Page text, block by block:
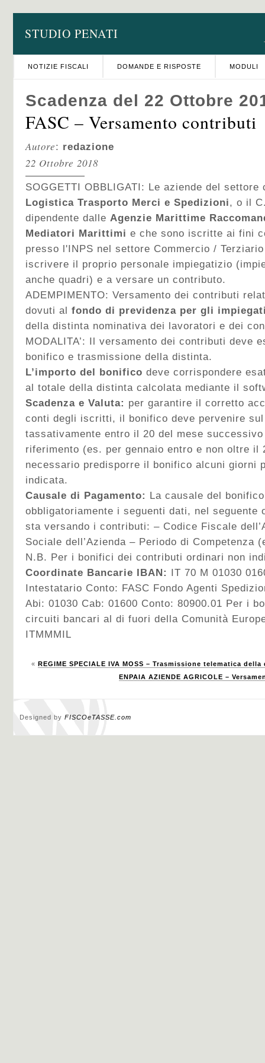
STUDIO PENATI
NOTIZIE FISCALI DOMANDE E RISPOSTE MODULI
Scadenza del 22 Ottobre
FASC – Versamento contributi
Autore: redazione
22 Ottobre 2018
SOGGETTI OBBLIGATI: Le aziende del
Logistica Trasporto Merci e Spedizioni, o il
dipendente dalle Agenzie Marittime
Mediatori Marittimi e che sono iscritte ai fini
presso l'INPS nel settore Commercio /
iscrivere il proprio personale impiegatizio
anche quadri) e a versare un contributo.
ADEMPIMENTO: Versamento dei contributi
dovuti al fondo di previdenza per gli
della distinta nominativa dei lavoratori e dei
MODALITA’: Il versamento dei contributi deve
bonifico e trasmissione della distinta.
L’importo del bonifico deve corrispondere
al totale della distinta calcolata mediante il
Scadenza e Valuta: per garantire il corretto
conti degli iscritti, il bonifico deve pervenire
tassativamente entro il 20 del mese
riferimento (es. per gennaio entro e non oltre il
necessario predisporre il bonifico alcuni giorni
indicata.
Causale di Pagamento: La causale del
obbligatoriamente i seguenti dati, nel seguente
sta versando i contributi: – Codice Fiscale
Sociale dell’Azienda – Periodo di Competenza
N.B. Per i bonifici dei contributi ordinari non
Coordinate Bancarie IBAN: IT 70 M 01030
Intestatario Conto: FASC Fondo Agenti
Abi: 01030 Cab: 01600 Conto: 80900.01 Per i
circuiti bancari al di fuori della Comunità
ITMMMIL
« REGIME SPECIALE IVA MOSS – Trasmissione telematica
ENPAIA AZIENDE AGRICOLE –
Designed by FISCOeTASSE.com